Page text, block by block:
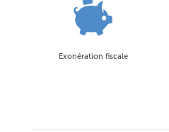
Exonération fiscale